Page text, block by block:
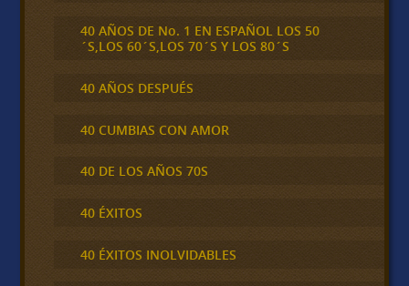
40 AÑOS DE No. 1 EN ESPAÑOL LOS 50
´S,LOS 60´S,LOS 70´S Y LOS 80´S
40 AÑOS DESPUÉS
40 CUMBIAS CON AMOR
40 DE LOS AÑOS 70S
40 ÉXITOS
40 ÉXITOS INOLVIDABLES